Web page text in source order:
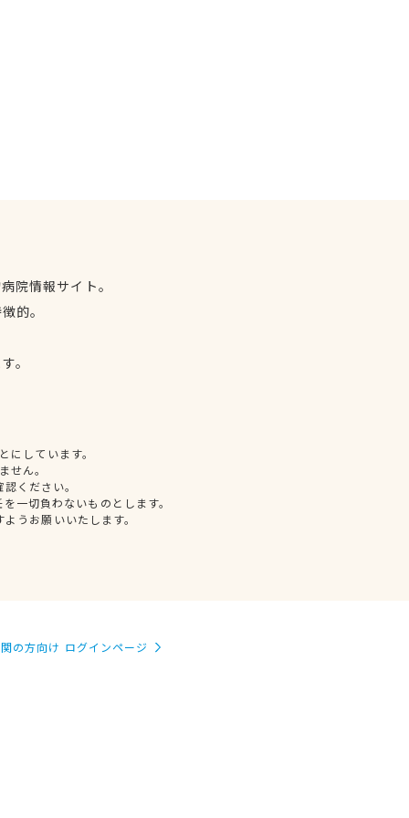
院情報サイト。
的。
。
しています。
せん。
ください。
一切負わないものとします。
うお願いいたします。
の方向け ログインページ